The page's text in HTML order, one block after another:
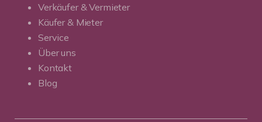
Verkäufer & Vermieter
Käufer & Mieter
Service
Über uns
Kontakt
Blog